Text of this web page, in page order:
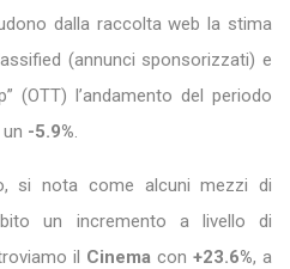
dalla raccolta web la stima
(annunci sponsorizzati) e
(OTT) l’andamento del periodo
-5.9%.
si nota come alcuni mezzi di
un incremento a livello di
il Cinema con +23.6%, a